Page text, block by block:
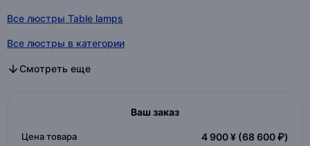
Все люстры Table lamps
Все люстры в категории
Все дизайнерские люстры в категории
Все люстры в категории
Смотреть еще
Ваш заказ
Цена товара 4 900 ¥ (68 600 ₽)